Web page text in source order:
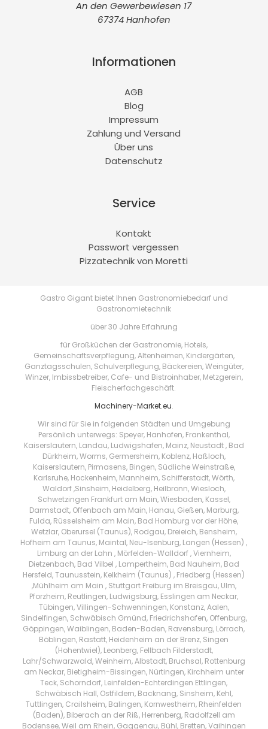
An den Gewerbewiesen 17
67374 Hanhofen
Informationen
AGB
Blog
Impressum
Zahlung und Versand
Über uns
Datenschutz
Service
Kontakt
Passwort vergessen
Pizzatechnik von Moretti
Gastro Gigant bietet Ihnen Gastronomiebedarf und
Gastronomietechnik
über 30 Jahre Erfahrung
für Großküchen der Gastronomie, Hotels,
Gemeinschaftsverpflegung, Altenheimen, Kindergärten,
Ganztagsschulen, Schulverpflegung, Bäckereien, Weingüter,
Winzer, Imbissbetreiber, Cafe- und Bistroinhaber, Metzgerein,
Fleischerfachgeschäft.
Machinery-Market.eu.
Wir sind für Sie in folgenden Städten und Umgebung
Persönlich unterwegs: Speyer, Hanhofen, Frankenthal,
Kaiserslautern, Landau, Ludwigshafen, Mainz, Neustadt , Bad
Dürkheim, Worms, Germersheim, Koblenz, Haßloch,
Kaiserslautern, Pirmasens, Bingen, Südliche Weinstraße,
Karlsruhe, Hockenheim, Mannheim, Schifferstadt, Wörth,
Waldorf ,Sinsheim, Heidelberg, Heilbronn, Wiesloch,
Schwetzingen Frankfurt am Main, Wiesbaden, Kassel,
Darmstadt, Offenbach am Main, Hanau, Gießen, Marburg,
Fulda, Rüsselsheim am Main, Bad Homburg vor der Höhe,
Wetzlar, Oberursel (Taunus), Rodgau, Dreieich, Bensheim,
Hofheim am Taunus, Maintal, Neu-Isenburg, Langen (Hessen) ,
Limburg an der Lahn , Mörfelden-Walldorf , Viernheim,
Dietzenbach, Bad Vilbel , Lampertheim, Bad Nauheim, Bad
Hersfeld, Taunusstein, Kelkheim (Taunus) , Friedberg (Hessen)
,Mühlheim am Main , Stuttgart Freiburg im Breisgau, Ulm,
Pforzheim, Reutlingen, Ludwigsburg, Esslingen am Neckar,
Tübingen, Villingen-Schwenningen, Konstanz, Aalen,
Sindelfingen, Schwäbisch Gmünd, Friedrichshafen, Offenburg,
Göppingen, Waiblingen, Baden-Baden, Ravensburg, Lörrach,
Böblingen, Rastatt, Heidenheim an der Brenz, Singen
(Hohentwiel), Leonberg, Fellbach Filderstadt,
Lahr/Schwarzwald, Weinheim, Albstadt, Bruchsal, Rottenburg
am Neckar, Bietigheim-Bissingen, Nürtingen, Kirchheim unter
Teck, Schorndorf, Leinfelden-Echterdingen Ettlingen,
Schwäbisch Hall, Ostfildern, Backnang, Sinsheim, Kehl,
Tuttlingen, Crailsheim, Balingen, Kornwestheim, Rheinfelden
(Baden), Biberach an der Riß, Herrenberg, Radolfzell am
Bodensee, Weil am Rhein, Gaggenau, Bühl, Bretten, Vaihingen